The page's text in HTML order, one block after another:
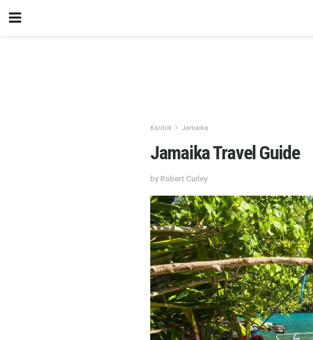
Karibik Jamaika
Jamaika Travel Guide
by Robert Curley